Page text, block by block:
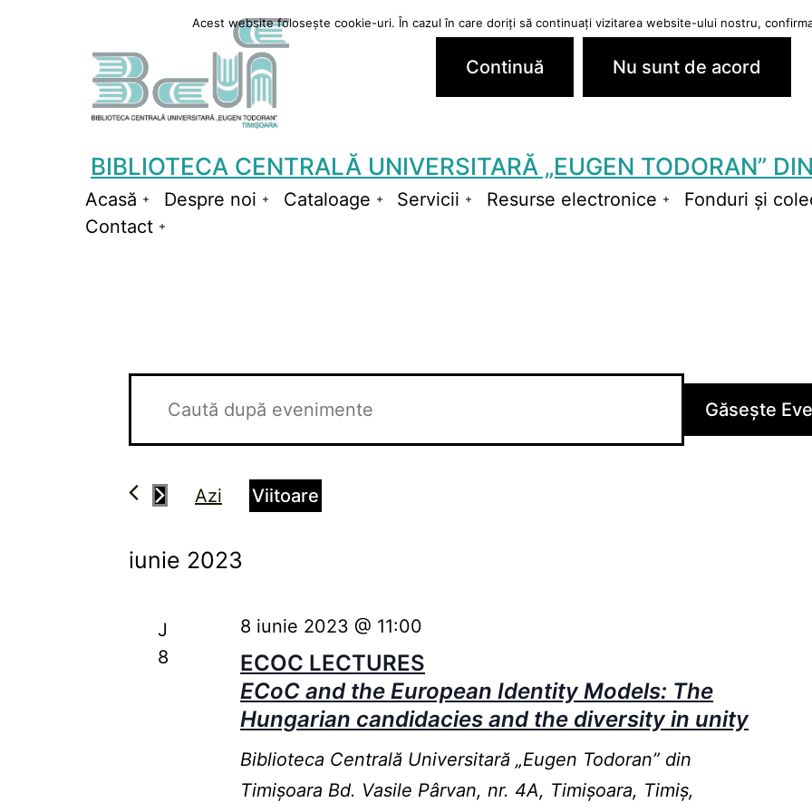
BIBLIOTECA CENTRALĂ UNIVERSITARĂ „EUGEN TODORAN”
Acasă
Deschide
meniul
Despre noi
Deschide
Cataloage
Deschide
Servicii
Deschide
Resurse electronice
Deschide
Fonduri și
Contact
Evenimente
și
Evenimente
cheie.
Evenimente
cuvântul
Găsește
Azi Viitoare
iunie 2023
J
8
ECOC LECTURES
ECoC and the European Identity Models: The
Hungarian candidacies and the diversity in unity
8 iunie 2023 @ 11:00
Biblioteca Centrală Universitară „Eugen Todoran” din
Timişoara Bd. Vasile Pârvan, nr. 4A, Timișoara, Timiș,
Acest website folosește cookie-uri. În cazul în care doriți să continuați vizitarea website-ului nostru,
Continuă Nu sunt de acord